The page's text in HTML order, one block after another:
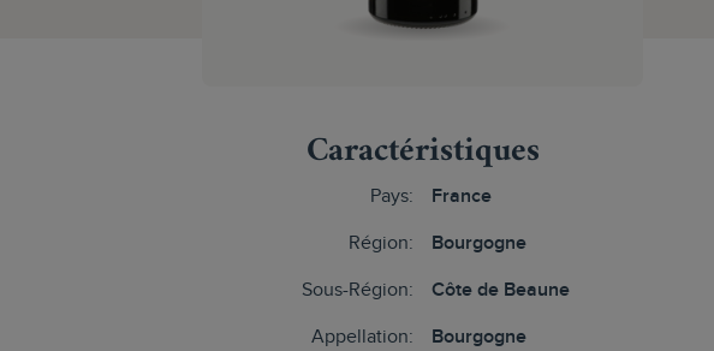
Caractéristiques
Pays: France
Région: Bourgogne
Sous-Région: Côte de Beaune
Appellation: Bourgogne